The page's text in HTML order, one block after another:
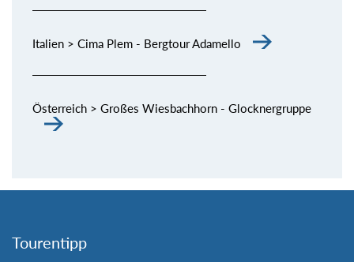
Italien > Cima Plem - Bergtour Adamello
Österreich > Großes Wiesbachhorn - Glocknergruppe
Tourentipp